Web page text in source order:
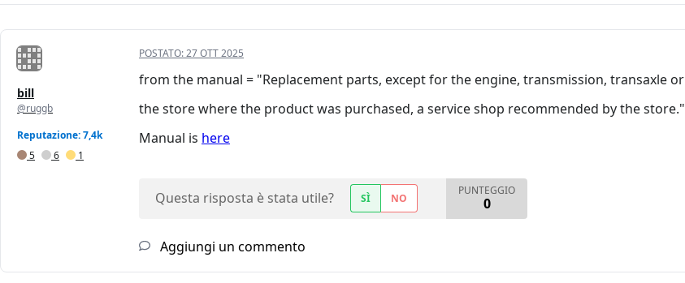
bill
@ruggb
Reputazione: 7,4k
5
6 1
POSTATO:27 OTT 2025
from the manual = "Replacement parts, except for the engine, transmission, transaxle
the store where the product was purchased, a service shop recommended by the store."
Manual is here
Questa risposta è stata utile? SÌ NO
PUNTEGGIO
0
Aggiungi un commento